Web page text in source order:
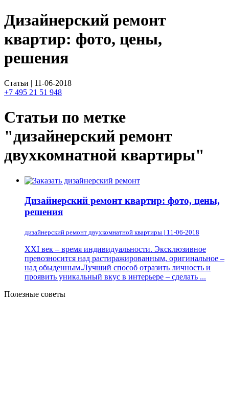
Дизайнерский ремонт
квартир: фото, цены,
решения
Статьи | 11-06-2018
+7 495 21 51 948
Статьи по метке
"дизайнерский ремонт
двухкомнатной квартиры"
Дизайнерский ремонт квартир: фото, цены,
решения
дизайнерский ремонт двухкомнатной квартиры | 11-06-2018
XXI век – время индивидуальности. Эксклюзивное
превозносится над растиражированным, оригинальное –
над обыденным.Лучший способ отразить личность и
проявить уникальный вкус в интерьере – сделать ...
Полезные советы